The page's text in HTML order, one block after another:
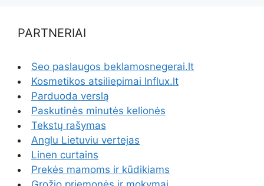
PARTNERIAI
Seo paslaugos beklamosnegerai.lt
Kosmetikos atsiliepimai Influx.lt
Parduoda verslą
Paskutinės minutės kelionės
Tekstų rašymas
Anglu Lietuviu vertejas
Linen curtains
Prekės mamoms ir kūdikiams